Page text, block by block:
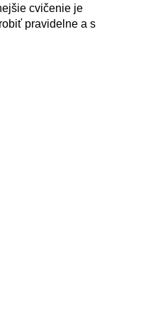
cvičenie je
pravidelne a s